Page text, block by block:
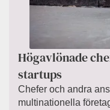
Högavlönade
startups
Chefer och andra
multinationella